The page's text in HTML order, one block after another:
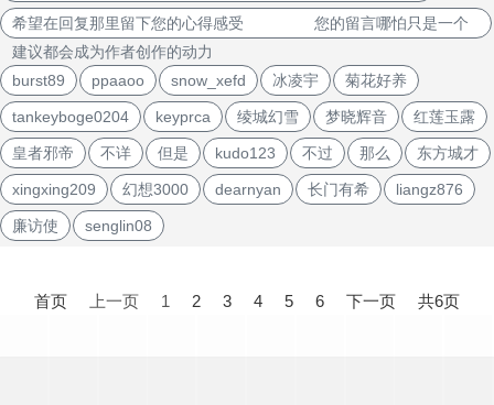
希望在回复那里留下您的心得感受 您的留言哪怕只是一个
建议都会成为作者创作的动力
burst89
ppaaoo snow_xefd 冰凌宇 菊花好养
tankeyboge0204 keyprca 绫城幻雪 梦晓辉音 红莲玉露
皇者邪帝 不详 但是 kudo123 不过 那么 东方城才
xingxing209 幻想3000 dearnyan 长门有希 liangz876
廉访使 senglin08
首页 上一页 1 2 3 4 5 6 下一页 共6页